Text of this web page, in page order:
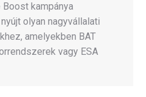
kampánya
olyan nagyvállalati
amelyekben BAT
vagy ESA